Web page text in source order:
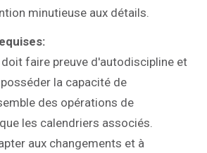
minutieuse aux détails.
doit faire preuve d'autodiscipline et
la capacité de
des opérations de
les calendriers associés.
aux changements et à